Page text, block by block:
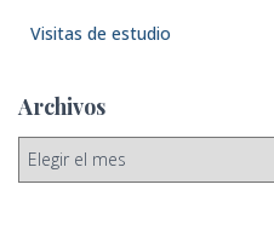
Visitas de estudio
Archivos
A